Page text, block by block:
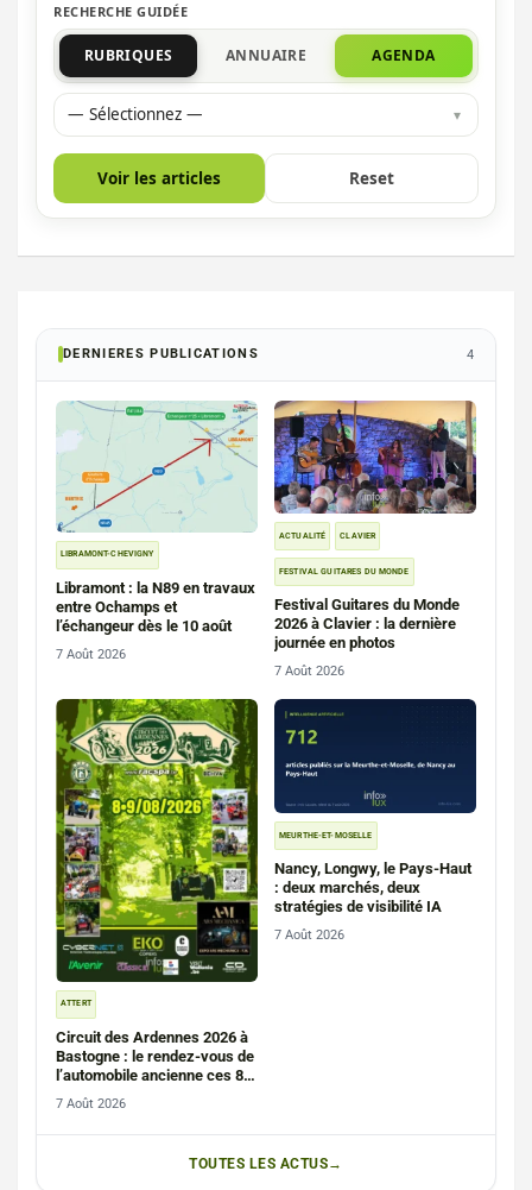
RECHERCHE GUIDÉE
RUBRIQUES ANNUAIRE AGENDA
— Sélectionnez —
Voir les articles Reset
DERNIERES PUBLICATIONS 4
LIBRAMONT-CHEVIGNY
Libramont : la N89 en travaux
entre Ochamps et
l’échangeur dès le 10 août
7 Août 2026
ACTUALITÉ CLAVIER
FESTIVAL GUITARES DU MONDE
Festival Guitares du Monde
2026 à Clavier : la dernière
journée en photos
7 Août 2026
ATTERT
Circuit des Ardennes 2026 à
Bastogne : le rendez-vous de
l’automobile ancienne ces 8
et 9 août
7 Août 2026
MEURTHE-ET-MOSELLE
Nancy, Longwy, le Pays-Haut
: deux marchés, deux
stratégies de visibilité IA
7 Août 2026
TOUTES LES ACTUS